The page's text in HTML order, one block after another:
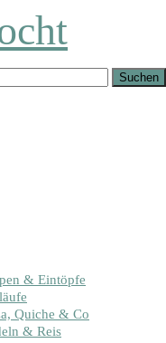
& Eintöpfe
Quiche & Co
& Reis